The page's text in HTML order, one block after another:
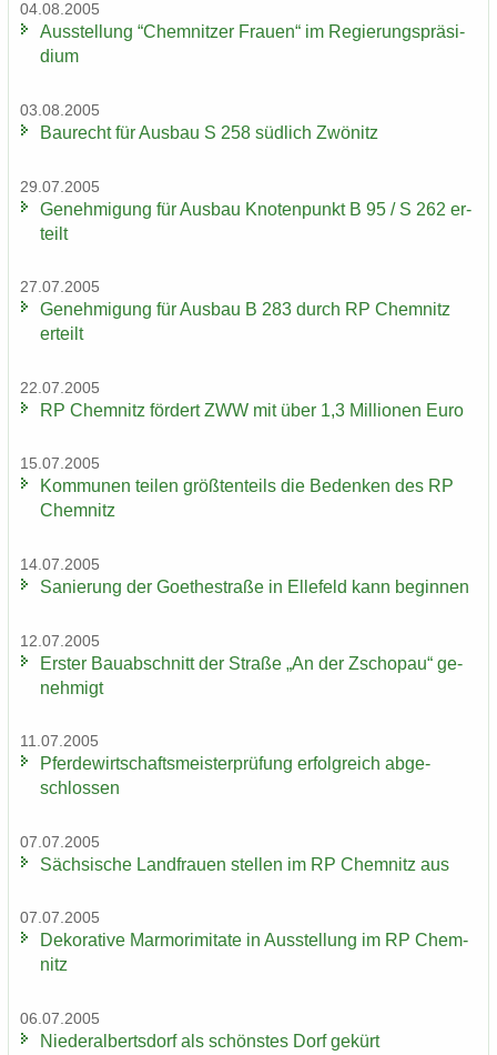
04.08.2005
Aus­stel­lung “Chem­nit­zer Frau­en“ im Re­gie­rungs­prä­si­
di­um
03.08.2005
Bau­recht für Aus­bau S 258 süd­lich Zwö­nitz
29.07.2005
Ge­neh­mi­gung für Aus­bau Kno­ten­punkt B 95 / S 262 er­
teilt
27.07.2005
Ge­neh­mi­gung für Aus­bau B 283 durch RP Chem­nitz
er­teilt
22.07.2005
RP Chem­nitz för­dert ZWW mit über 1,3 Mil­lio­nen Euro
15.07.2005
Kom­mu­nen tei­len größ­ten­teils die Be­den­ken des RP
Chem­nitz
14.07.2005
Sa­nie­rung der Goe­the­stra­ße in El­le­feld kann be­gin­nen
12.07.2005
Ers­ter Bau­ab­schnitt der Stra­ße „An der Zscho­pau“ ge­
neh­migt
11.07.2005
Pfer­de­wirt­schafts­meis­ter­prü­fung er­folg­reich ab­ge­
schlos­sen
07.07.2005
Säch­si­sche Land­frau­en stel­len im RP Chem­nitz aus
07.07.2005
De­ko­ra­ti­ve Mar­mo­r­imi­ta­te in Aus­stel­lung im RP Chem­
nitz
06.07.2005
Nie­der­al­berts­dorf als schöns­tes Dorf ge­kürt